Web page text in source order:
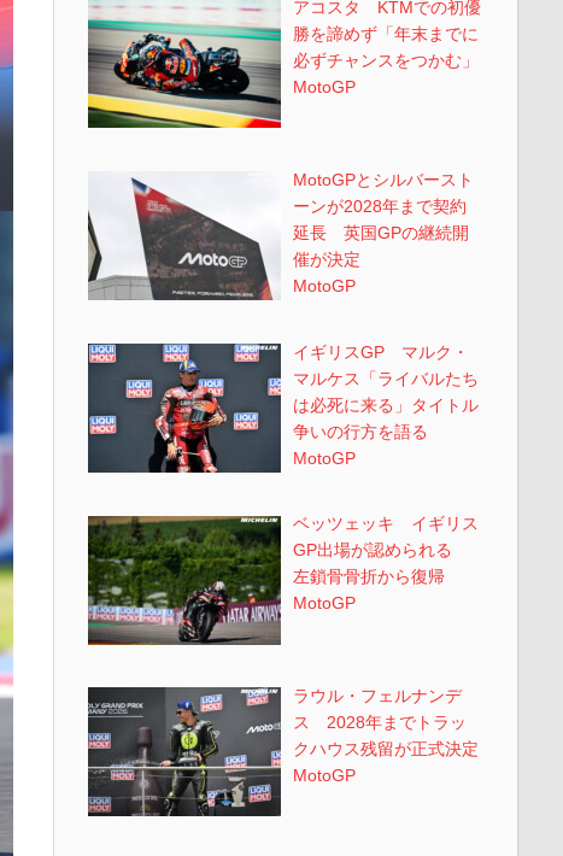
アコスタ KTMでの初優
勝を諦めず「年末までに
必ずチャンスをつかむ」
MotoGP
MotoGPとシルバースト
ーンが2028年まで契約
延長 英国GPの継続開
催が決定
MotoGP
イギリスGP マルク・
マルケス「ライバルたち
は必死に来る」タイトル
争いの行方を語る
MotoGP
ベッツェッキ イギリス
GP出場が認められる
左鎖骨骨折から復帰
MotoGP
ラウル・フェルナンデ
ス 2028年までトラッ
クハウス残留が正式決定
MotoGP